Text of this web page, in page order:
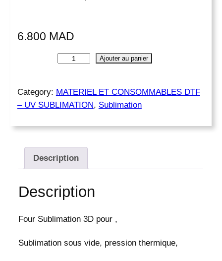
6.800 MAD
n
d
e
F
u
u
l
Ajouter au panier
Category: MATERIEL ET CONSOMMABLES DTF
– UV SUBLIMATION, Sublimation
Description
Description
Four Sublimation 3D pour ,
Sublimation sous vide, pression thermique,